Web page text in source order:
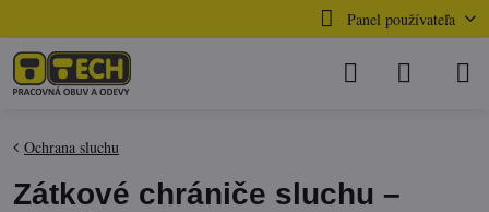
Panel používateľa
Ochrana sluchu
Zátkové chrániče sluchu –